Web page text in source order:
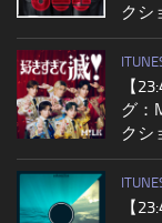
クシ
【
グ：
クシ
【